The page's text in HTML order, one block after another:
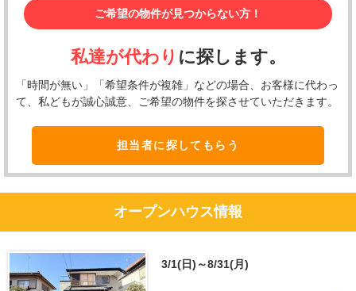
ご希望の物件が見つからない方！
私達が代わり に探します。
「時間が無い」「希望条件が複雑」などの場合、お客様に代わっ
て、私どもが誠心誠意、ご希望の物件を探させていただきます。
担当者に探してもらう
オープンハウス情報
3/1(日)～8/31(月)